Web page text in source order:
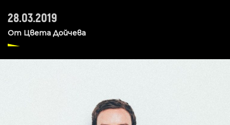
28.03.2019
От Цвета Дойчева